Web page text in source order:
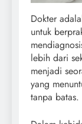
Dokter
untuk
lebih dari
menjadi
yang
tanpa batas.